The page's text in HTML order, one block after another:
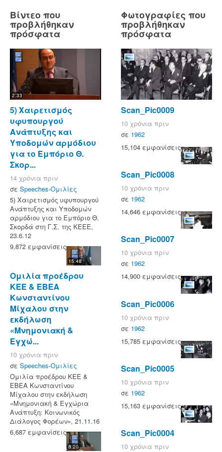
Βίντεο που
προβλήθηκαν
πρόσφατα
2:33
5) Χαιρετισμός
υφυπουργού
Ανάπτυξης και
Υποδομών αρμόδιου
για το Εμπόριο Θ.
Σκορ...
14 χρόνια πριν
σε Speeches-Ομιλίες
5) Χαιρετισμός υφυπουργού
Ανάπτυξης και Υποδομών
αρμόδιου για το Εμπόριο Θ.
Σκορδά στη Γ.Σ. της ΚΕΕΕ,
23.6.12
9,872 εμφανίσεις
15:48
Ομιλία προέδρου
ΚΕΕ & ΕΒΕΑ
Κωνσταντίνου
Μίχαλου στην
εκδήλωση
«Μνημονιακή &
Εγχώ...
10 χρόνια πριν
σε Speeches-Ομιλίες
Ομιλία προέδρου ΚΕΕ &
ΕΒΕΑ Κωνσταντίνου
Μίχαλου στην εκδήλωση
«Μνημονιακή & Εγχώρια
Ανάπτυξη: Κοινωνικός
Διάλογος Φορέων», 21.11.16
6,687 εμφανίσεις
8:20
Φωτογραφίες που
προβλήθηκαν
πρόσφατα
Scan_Pic0009
10 χρόνια πριν
σε 1962
15,104 εμφανίσεις
Scan_Pic0008
10 χρόνια πριν
σε 1962
14,646 εμφανίσεις
Scan_Pic0007
10 χρόνια πριν
σε 1962
14,900 εμφανίσεις
Scan_Pic0006
10 χρόνια πριν
σε 1962
15,785 εμφανίσεις
Scan_Pic0005
10 χρόνια πριν
σε 1962
15,163 εμφανίσεις
Scan_Pic0004
10 χρόνια πριν